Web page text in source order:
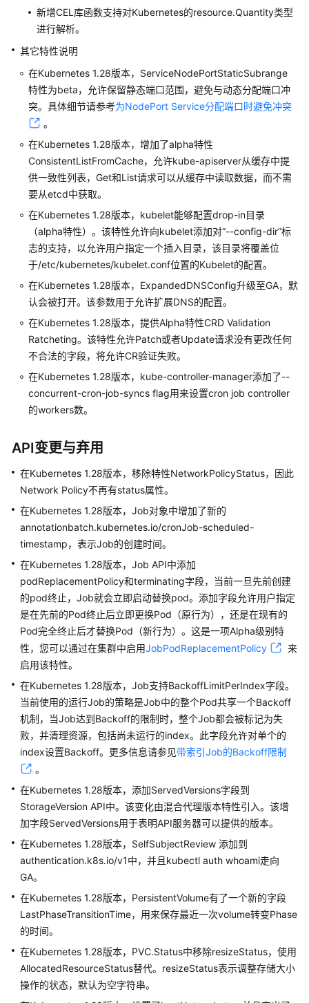
云
原
生
测
命
名
空
间
置
项
与
密
钥
性
伸
缩
插
件
模
板
（Helm
Chart）
权
限
配
置
中
心
佳
实
践
API
参
考
参
考
常
见
问
视
频
帮
助
新增CEL库函数支持对Kubernetes的resource.Quantity类型
进行解析。
其它特性说明
在Kubernetes 1.28版本，ServiceNodePortStaticSubrange
特性为beta，允许保留静态端口范围，避免与动态分配端口冲
突。具体细节请参考为NodePort Service分配端口时避免冲突
。
在Kubernetes 1.28版本，增加了alpha特性
ConsistentListFromCache，允许kube-apiserver从缓存中提
供一致性列表，Get和List请求可以从缓存中读取数据，而不需
要从etcd中获取。
在Kubernetes 1.28版本，kubelet能够配置drop-in目录
（alpha特性）。该特性允许向kubelet添加对“--config-dir”标
志的支持，以允许用户指定一个插入目录，该目录将覆盖位
于/etc/kubernetes/kubelet.conf位置的Kubelet的配置。
在Kubernetes 1.28版本，ExpandedDNSConfig升级至GA，默
认会被打开。该参数用于允许扩展DNS的配置。
在Kubernetes 1.28版本，提供Alpha特性CRD Validation
Ratcheting。该特性允许Patch或者Update请求没有更改任何
不合法的字段，将允许CR验证失败。
在Kubernetes 1.28版本，kube-controller-manager添加了--
concurrent-cron-job-syncs flag用来设置cron job controller
的workers数。
API变更与弃用
在Kubernetes 1.28版本，移除特性NetworkPolicyStatus，因此
Network Policy不再有status属性。
在Kubernetes 1.28版本，Job对象中增加了新的
annotationbatch.kubernetes.io/cronJob-scheduled-
timestamp，表示Job的创建时间。
在Kubernetes 1.28版本，Job API中添加
podReplacementPolicy和terminating字段，当前一旦先前创建
的pod终止，Job就会立即启动替换pod。添加字段允许用户指定
是在先前的Pod终止后立即更换Pod（原行为），还是在现有的
Pod完全终止后才替换Pod（新行为）。这是一项Alpha级别特
性，您可以通过在集群中启用JobPodReplacementPolicy
来
启用该特性。
在Kubernetes 1.28版本，Job支持BackoffLimitPerIndex字段。
当前使用的运行Job的策略是Job中的整个Pod共享一个Backoff
机制，当Job达到Backoff的限制时，整个Job都会被标记为失
败，并清理资源，包括尚未运行的index。此字段允许对单个的
index设置Backoff。更多信息请参见带索引Job的Backoff限制
。
在Kubernetes 1.28版本，添加ServedVersions字段到
StorageVersion API中。该变化由混合代理版本特性引入。该增
加字段ServedVersions用于表明API服务器可以提供的版本。
在Kubernetes 1.28版本，SelfSubjectReview 添加到
authentication.k8s.io/v1中，并且kubectl auth whoami走向
GA。
在Kubernetes 1.28版本，PersistentVolume有了一个新的字段
LastPhaseTransitionTime，用来保存最近一次volume转变Phase
的时间。
在Kubernetes 1.28版本，PVC.Status中移除resizeStatus，使用
AllocatedResourceStatus替代。resizeStatus表示调整存储大小
操作的状态，默认为空字符串。